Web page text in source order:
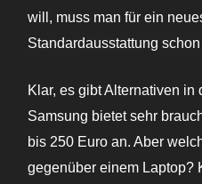
will, muss man für ein
Standardausstattung
Klar, es gibt Alternativen in
Samsung bietet sehr
bis 250 Euro an. Aber
gegenüber einem Laptop?